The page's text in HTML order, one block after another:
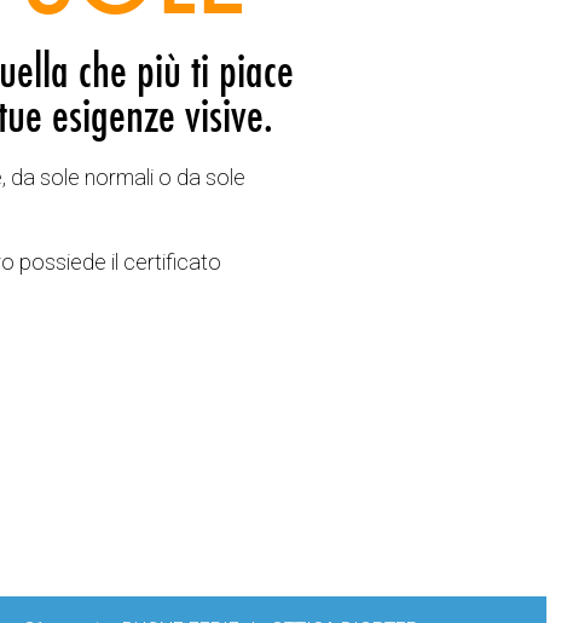
che più ti piace
esigenze visive.
sole normali o da sole
possiede il certificato